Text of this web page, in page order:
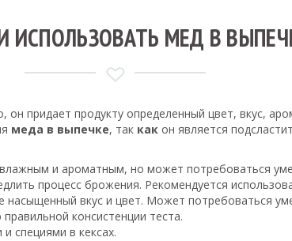
МЕД В
он придает продукту определенный цвет, вкус,
меда в выпечке, так как он является
и ароматным, но может потребоваться
процесс брожения. Рекомендуется
насыщенный вкус и цвет. Может потребоваться
консистенции теста.
специями в кексах.